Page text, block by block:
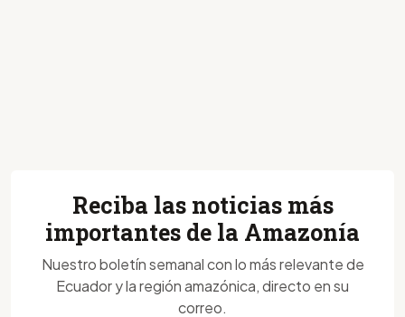
Reciba las noticias más
importantes de la Amazonía
Nuestro boletín semanal con lo más relevante de
Ecuador y la región amazónica, directo en su
correo.